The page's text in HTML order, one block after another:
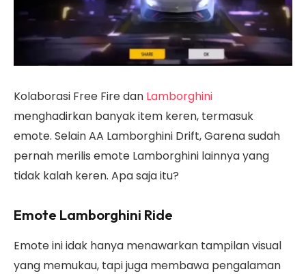
Kolaborasi Free Fire dan Lamborghini
menghadirkan banyak item keren, termasuk
emote. Selain AA Lamborghini Drift, Garena sudah
pernah merilis emote Lamborghini lainnya yang
tidak kalah keren. Apa saja itu?
Emote Lamborghini Ride
Emote ini idak hanya menawarkan tampilan visual
yang memukau, tapi juga membawa pengalaman